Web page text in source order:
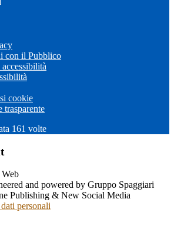
con il Pubblico
cookie
trasparente
161 volte
and powered by Gruppo Spaggiari
Publishing & New Social Media
personali